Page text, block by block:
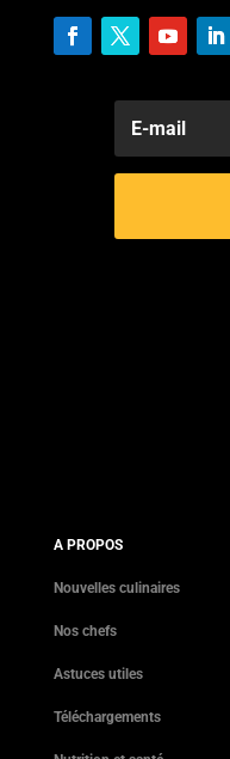
A PROPOS
Nouvelles culinaires
Nos chefs
Astuces utiles
Téléchargements